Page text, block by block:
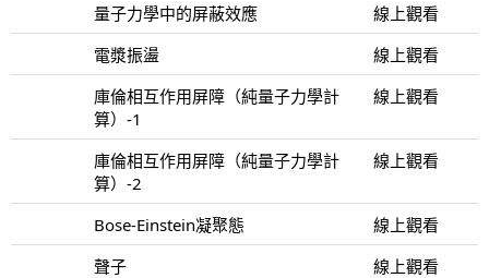
量子力學中的屏蔽效應
線上觀看
電漿振盪
線上觀看
庫倫相互作用屏障（純量子力學計
算）-1
線上觀看
庫倫相互作用屏障（純量子力學計
算）-2
線上觀看
Bose-Einstein凝聚態
線上觀看
聲子
線上觀看